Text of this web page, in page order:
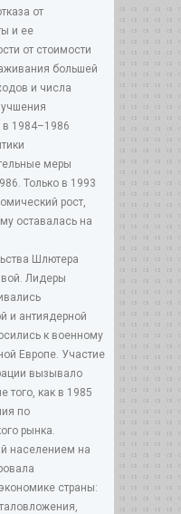
от
и ее
от стоимости
большей
и числа
1984–1986
меры
Только в 1993
рост,
оставалась на
Шлютера
Лидеры
и антиядерной
к военному
Европе. Участие
вызывало
того, как в 1985
по
рынка.
населением на
страны: